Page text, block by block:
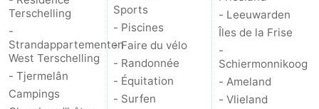
Terschelling
-
Strandappartementen
West Terschelling
- Tjermelân
Campings
Sports
- Piscines
- Faire du vélo
- Randonnée
- Équitation
- Surfen
- Leeuwarden
Îles de la Frise
-
Schiermonnikoog
- Ameland
- Vlieland